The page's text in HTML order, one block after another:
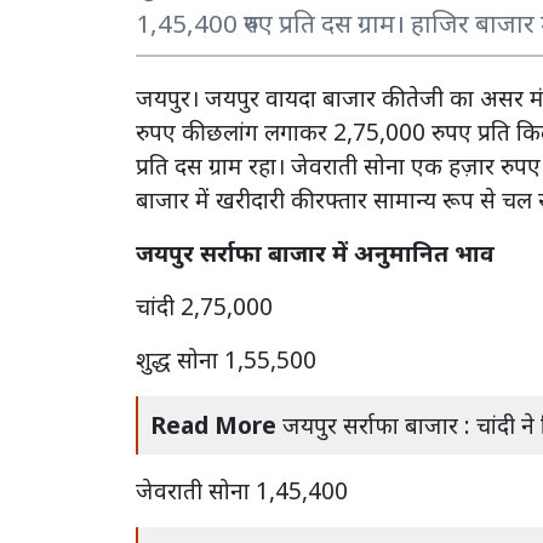
1,45,400 रुपए प्रति दस ग्राम। हाजिर
जयपुर। जयपुर वायदा बाजार की तेजी का असर
रुपए की छलांग लगाकर 2,75,000 रुपए प्रति
प्रति दस ग्राम रहा। जेवराती सोना एक हज़ार
बाजार में खरीदारी की रफ्तार सामान्य रूप से चल
जयपुर सर्राफा बाजार में अनुमानित भाव
चांदी 2,75,000
शुद्ध सोना 1,55,500
Read More जयपुर सर्राफा बाजार : चांदी
जेवराती सोना 1,45,400